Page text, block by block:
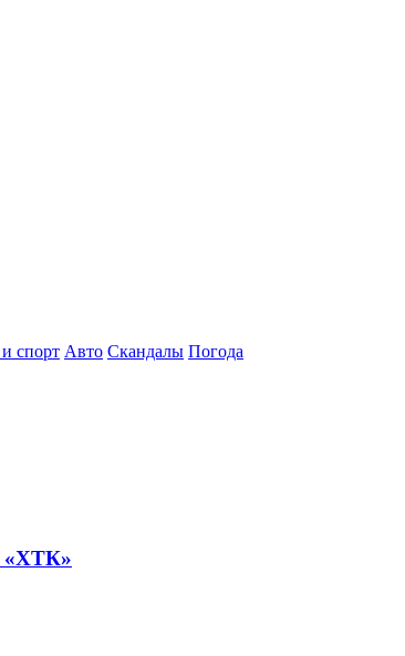
спорт Авто Скандалы Погода
«ХТК»